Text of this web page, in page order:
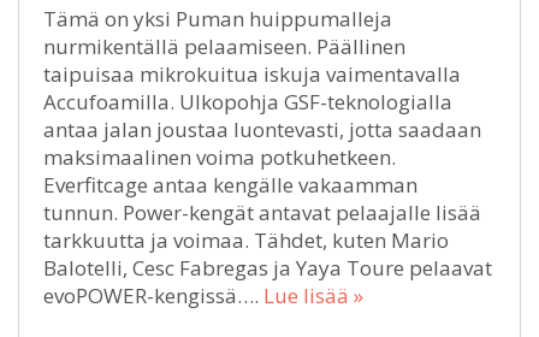
Tämä on yksi Puman huippumalleja
nurmikentällä pelaamiseen. Päällinen
taipuisaa mikrokuitua iskuja vaimentavalla
Accufoamilla. Ulkopohja GSF-teknologialla
antaa jalan joustaa luontevasti, jotta saadaan
maksimaalinen voima potkuhetkeen.
Everfitcage antaa kengälle vakaamman
tunnun. Power-kengät antavat pelaajalle lisää
tarkkuutta ja voimaa. Tähdet, kuten Mario
Balotelli, Cesc Fabregas ja Yaya Toure pelaavat
evoPOWER-kengissä…. Lue lisää »